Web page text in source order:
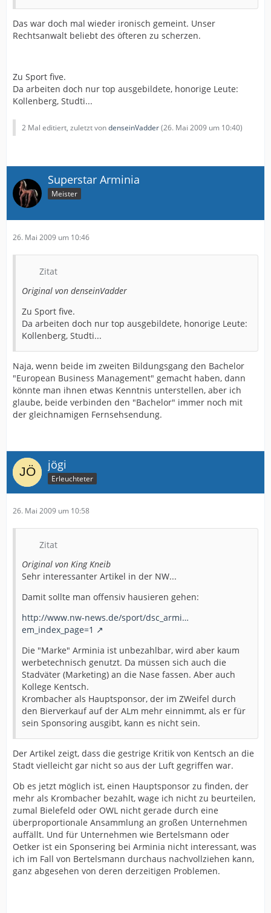
Das war doch mal wieder ironisch gemeint. Unser
Rechtsanwalt beliebt des öfteren zu scherzen.
Zu Sport five.
Da arbeiten doch nur top ausgebildete, honorige Leute:
Kollenberg, Studti...
2 Mal editiert, zuletzt vondenseinVadder(26. Mai 2009 um 10:40)
Superstar Arminia
Meister
26. Mai 2009 um 10:46
Zitat
Original von denseinVadder
Zu Sport five.
Da arbeiten doch nur top ausgebildete, honorige Leute:
Kollenberg, Studti...
Naja, wenn beide im zweiten Bildungsgang den Bachelor
"European Business Management" gemacht haben, dann
könnte man ihnen etwas Kenntnis unterstellen, aber ich
glaube, beide verbinden den "Bachelor" immer noch mit
der gleichnamigen Fernsehsendung.
jögi
Erleuchteter
26. Mai 2009 um 10:58
Zitat
Original von King Kneib
Sehr interessanter Artikel in der NW...
Damit sollte man offensiv hausieren gehen:
http://www.nw-news.de/sport/dsc_armi…
em_index_page=1
Die "Marke" Arminia ist unbezahlbar, wird aber kaum
werbetechnisch genutzt. Da müssen sich auch die
Stadväter (Marketing) an die Nase fassen. Aber auch
Kollege Kentsch.
Krombacher als Hauptsponsor, der im ZWeifel durch
den Bierverkauf auf der ALm mehr einnimmt, als er für
sein Sponsoring ausgibt, kann es nicht sein.
Der Artikel zeigt, dass die gestrige Kritik von Kentsch an die
Stadt vielleicht gar nicht so aus der Luft gegriffen war.
Ob es jetzt möglich ist, einen Hauptsponsor zu finden, der
mehr als Krombacher bezahlt, wage ich nicht zu beurteilen,
zumal Bielefeld oder OWL nicht gerade durch eine
überproportionale Ansammlung an großen Unternehmen
auffällt. Und für Unternehmen wie Bertelsmann oder
Oetker ist ein Sponsering bei Arminia nicht interessant, was
ich im Fall von Bertelsmann durchaus nachvollziehen kann,
ganz abgesehen von deren derzeitigen Problemen.